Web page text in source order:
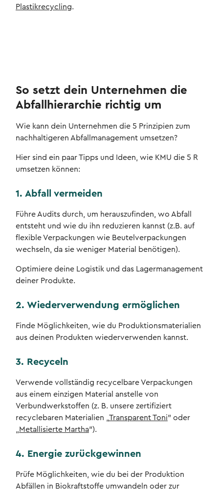
Plastikrecycling.
So setzt dein Unternehmen die
Abfallhierarchie richtig um
Wie kann dein Unternehmen die 5 Prinzipien zum
nachhaltigeren Abfallmanagement umsetzen?
Hier sind ein paar Tipps und Ideen, wie KMU die 5 R
umsetzen können:
1. Abfall vermeiden
Führe Audits durch, um herauszufinden, wo Abfall
entsteht und wie du ihn reduzieren kannst (z.B. auf
flexible Verpackungen wie Beutelverpackungen
wechseln, da sie weniger Material benötigen).
Optimiere deine Logistik und das Lagermanagement
deiner Produkte.
2. Wiederverwendung ermöglichen
Finde Möglichkeiten, wie du Produktionsmaterialien
aus deinen Produkten wiederverwenden kannst.
3. Recyceln
Verwende vollständig recycelbare Verpackungen
aus einem einzigen Material anstelle von
Verbundwerkstoffen (z. B. unsere zertifiziert
recyclebaren Materialien „Transparent Toni” oder
„Metallisierte Martha”).
4. Energie zurückgewinnen
Prüfe Möglichkeiten, wie du bei der Produktion
Abfällen in Biokraftstoffe umwandeln oder zur